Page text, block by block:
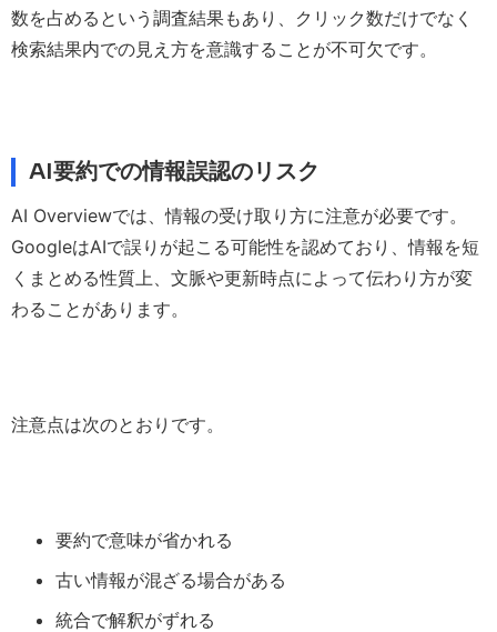
数を占めるという調査結果もあり、クリック数だけでなく
検索結果内での見え方を意識することが不可欠です。
AI要約での情報誤認のリスク
AI Overviewでは、情報の受け取り方に注意が必要です。
GoogleはAIで誤りが起こる可能性を認めており、情報を短
くまとめる性質上、文脈や更新時点によって伝わり方が変
わることがあります。
注意点は次のとおりです。
要約で意味が省かれる
古い情報が混ざる場合がある
統合で解釈がずれる